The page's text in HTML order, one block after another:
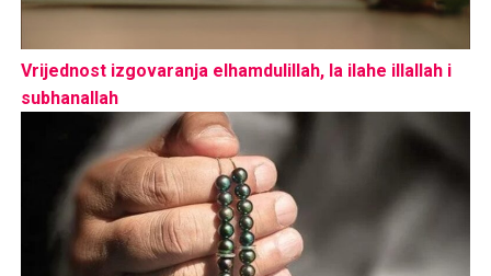
Vrijednost izgovaranja elhamdulillah, la ilahe illallah i
subhanallah